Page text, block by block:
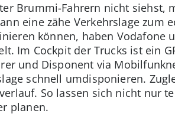
Brummi-Fahrern nicht
eine zähe Verkehrslage zum
können, haben Vodafone
Im Cockpit der Trucks ist ein
und Disponent via
schnell umdisponieren.
So lassen sich nicht nur
planen.